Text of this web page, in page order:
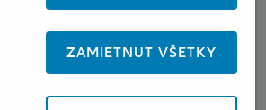
ZAMIETNUŤ VŠETKY